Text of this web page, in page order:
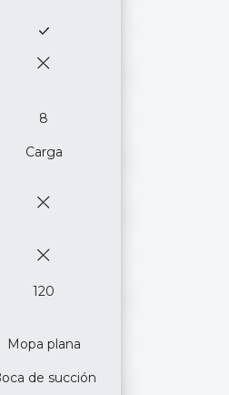
8
Carga
120
Mopa plana
de succión